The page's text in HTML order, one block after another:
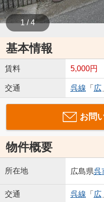
1 / 4
基本情報
賃料 5,000円
交通 呉線 「 広
お問
物件概要
所在地 広島県呉
交通 呉線 「 広